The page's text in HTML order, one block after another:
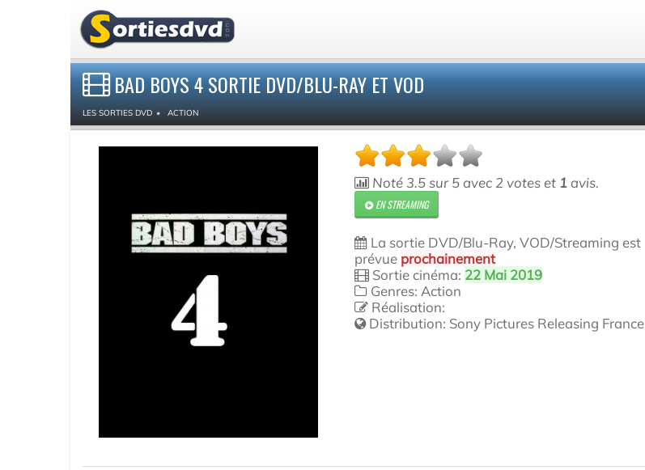
BAD BOYS 4 SORTIE DVD/BLU-RAY ET VOD
LES SORTIES DVD ACTION
Noté 3.5sur5 avec 2 votes et 1 avis.
EN STREAMING
La sortie DVD/Blu-Ray, VOD/Streaming est
prévue prochainement
Sortie cinéma: 22 Mai 2019
Genres: Action
Réalisation:
Distribution: Sony Pictures Releasing France